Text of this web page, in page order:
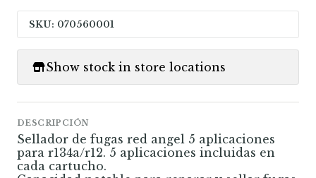
SKU: 070560001
Show stock in store locations
DESCRIPCIÓN
Sellador de fugas red angel 5 aplicaciones
para r134a/r12. 5 aplicaciones incluidas en
cada cartucho.